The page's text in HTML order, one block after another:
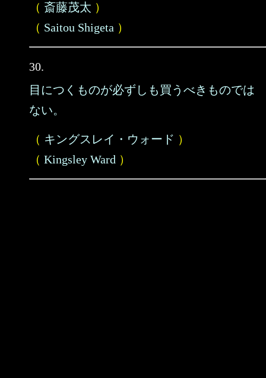
（ 斎藤茂太 ）
（ Saitou Shigeta ）
30.
目につくものが必ずしも買うべきものでは
ない。
（ キングスレイ・ウォード ）
（ Kingsley Ward ）